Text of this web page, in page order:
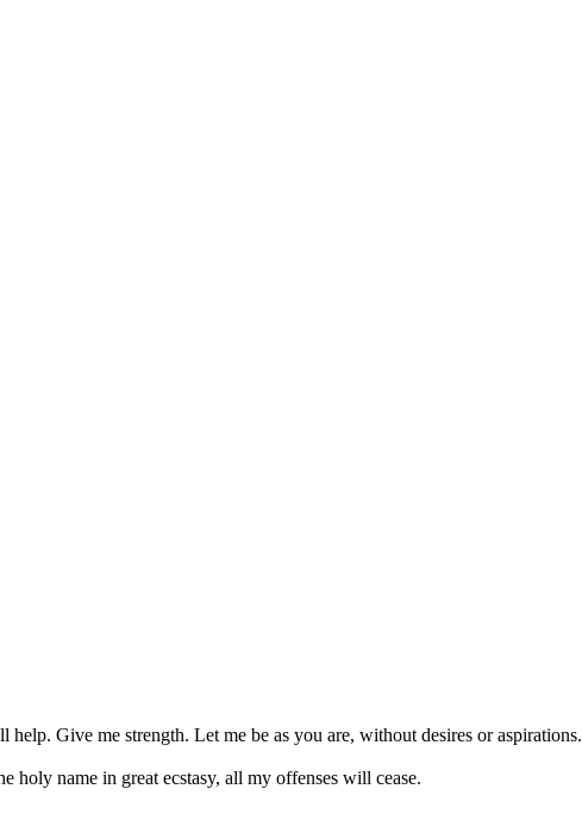
Give me strength. Let me be as you are, without desires or aspirations.
holy name in great ecstasy, all my offenses will cease.